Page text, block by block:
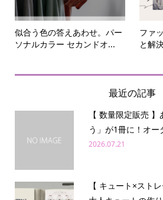
似合う色の答えあわせ。パー
ソナルカラー セカンドオ...
ファ
と解
最近の記事
【 数量限定販売
う」が1冊に！オー
2026.07.21
【 キュート×スト